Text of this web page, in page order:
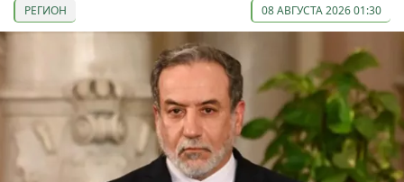
РЕГИОН 08 АВГУСТА 2026 01:30